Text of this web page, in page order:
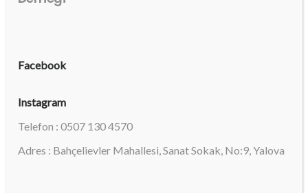
Facebook
Instagram
Telefon : 0507 130 4570
Adres : Bahçelievler Mahallesi, Sanat Sokak, No:9, Yalova